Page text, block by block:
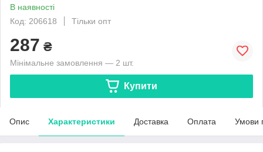
В наявності
Код: 206618
Тільки опт
287 ₴
Мінімальне замовлення — 2 шт.
Купити
Опис Характеристики Доставка Оплата Умови